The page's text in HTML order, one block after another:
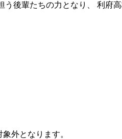
う後輩たちの力となり、 利府
外となります。